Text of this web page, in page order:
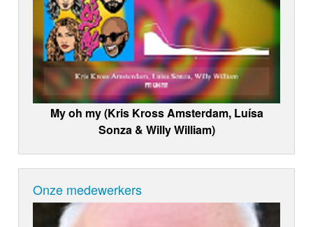
My oh my (Kris Kross Amsterdam, Luísa
Sonza & Willy William)
Onze medewerkers